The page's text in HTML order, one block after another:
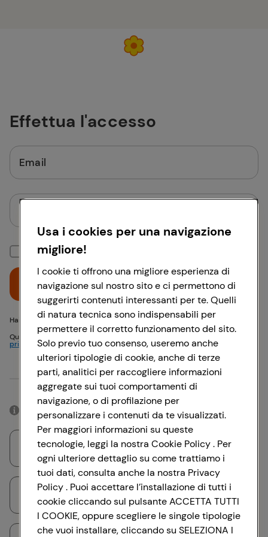
Effettua l'accesso
Email
Mantieni la sessione attiva
Hai problemi di accesso? {{recover-pwd}} o {{recover-email}}
Questo sito è protetto da reCAPTCHA e si applicano
privacy eTermini di servizioGoogle
Accedi
Oppure
Accedendo con il tuo account social, rimarrai connesso per 12 ore.
Accedi con Google
Usa i cookies per una navigazione
migliore!
I cookie ti offrono una migliore esperienza di
navigazione sul nostro sito e ci permettono di
suggerirti contenuti interessanti per te. Quelli
di natura tecnica sono indispensabili per
permettere il corretto funzionamento del sito.
Solo previo tuo consenso, useremo anche
ulteriori tipologie di cookie, anche di terze
parti, analitici per raccogliere informazioni
aggregate sui tuoi comportamenti di
navigazione, o di profilazione per
personalizzare i contenuti da te visualizzati.
Per maggiori informazioni su queste
tecnologie, leggi la nostra Cookie Policy . Per
ogni ulteriore dettaglio su come trattiamo i
tuoi dati, consulta anche la nostra Privacy
Policy . Puoi accettare l’installazione di tutti i
cookie cliccando sul pulsante ACCETTA TUTTI
I COOKIE, oppure scegliere le singole tipologie
che vuoi installare, cliccando su SELEZIONA I